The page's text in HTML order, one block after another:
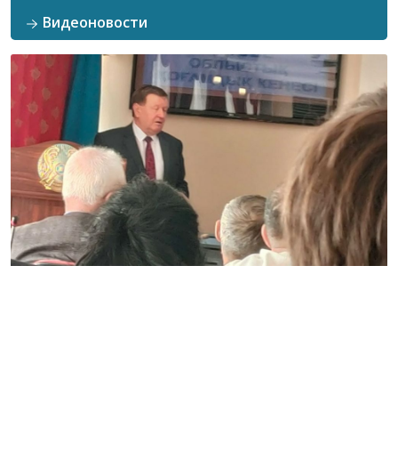
Видеоновости